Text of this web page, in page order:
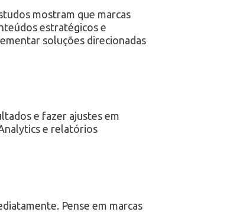
mostram que marcas
estratégicos e
soluções direcionadas
e fazer ajustes em
e relatórios
Pense em marcas